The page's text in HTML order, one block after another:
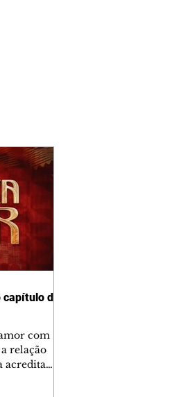
de
com
relação
acredita